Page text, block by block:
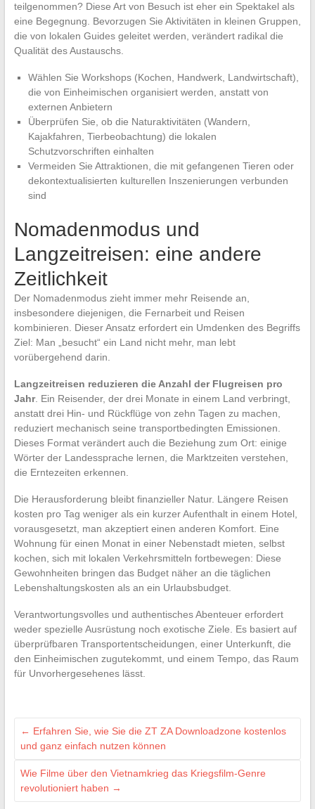
teilgenommen? Diese Art von Besuch ist eher ein Spektakel als
eine Begegnung. Bevorzugen Sie Aktivitäten in kleinen Gruppen,
die von lokalen Guides geleitet werden, verändert radikal die
Qualität des Austauschs.
Wählen Sie Workshops (Kochen, Handwerk, Landwirtschaft),
die von Einheimischen organisiert werden, anstatt von
externen Anbietern
Überprüfen Sie, ob die Naturaktivitäten (Wandern,
Kajakfahren, Tierbeobachtung) die lokalen
Schutzvorschriften einhalten
Vermeiden Sie Attraktionen, die mit gefangenen Tieren oder
dekontextualisierten kulturellen Inszenierungen verbunden
sind
Nomadenmodus und
Langzeitreisen: eine andere
Zeitlichkeit
Der Nomadenmodus zieht immer mehr Reisende an,
insbesondere diejenigen, die Fernarbeit und Reisen
kombinieren. Dieser Ansatz erfordert ein Umdenken des Begriffs
Ziel: Man „besucht“ ein Land nicht mehr, man lebt
vorübergehend darin.
Langzeitreisen reduzieren die Anzahl der Flugreisen pro
Jahr. Ein Reisender, der drei Monate in einem Land verbringt,
anstatt drei Hin- und Rückflüge von zehn Tagen zu machen,
reduziert mechanisch seine transportbedingten Emissionen.
Dieses Format verändert auch die Beziehung zum Ort: einige
Wörter der Landessprache lernen, die Marktzeiten verstehen,
die Erntezeiten erkennen.
Die Herausforderung bleibt finanzieller Natur. Längere Reisen
kosten pro Tag weniger als ein kurzer Aufenthalt in einem Hotel,
vorausgesetzt, man akzeptiert einen anderen Komfort. Eine
Wohnung für einen Monat in einer Nebenstadt mieten, selbst
kochen, sich mit lokalen Verkehrsmitteln fortbewegen: Diese
Gewohnheiten bringen das Budget näher an die täglichen
Lebenshaltungskosten als an ein Urlaubsbudget.
Verantwortungsvolles und authentisches Abenteuer erfordert
weder spezielle Ausrüstung noch exotische Ziele. Es basiert auf
überprüfbaren Transportentscheidungen, einer Unterkunft, die
den Einheimischen zugutekommt, und einem Tempo, das Raum
für Unvorhergesehenes lässt.
← Erfahren Sie, wie Sie die ZT ZA Downloadzone kostenlos
und ganz einfach nutzen können
Wie Filme über den Vietnamkrieg das Kriegsfilm-Genre
revolutioniert haben →